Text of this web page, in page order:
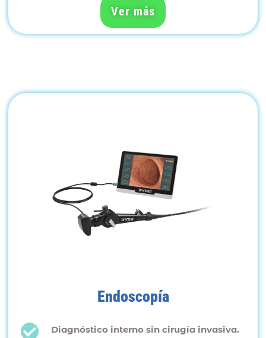
Ver más
Endoscopía
Diagnóstico interno sin cirugía invasiva.